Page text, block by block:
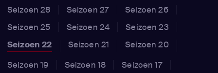
Seizoen 28
Seizoen 27
Seizoen 26
Seizoen 25
Seizoen 24
Seizoen 23
Seizoen 22
Seizoen 21
Seizoen 20
Seizoen 19
Seizoen 18
Seizoen 17